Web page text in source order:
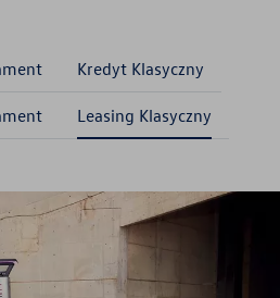
Kredyt Klasyczny
Leasing Klasyczny